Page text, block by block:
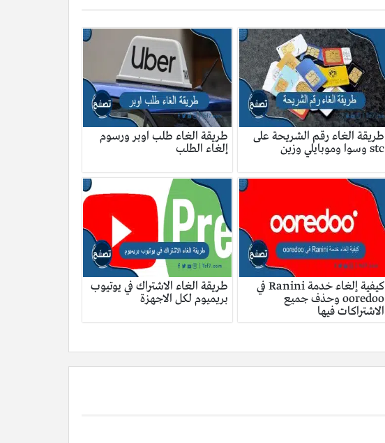
طريقة الغاء رقم الشريحة على
stc وسوا وموبايلي وزين
طريقة الغاء طلب اوبر ورسوم
إلغاء الطلب
كيفية إلغاء خدمة Ranini في
ooredoo وحذف جميع
الاشتراكات فيها
طريقة الغاء الاشتراك في يوتيوب
بريميوم لكل الاجهزة